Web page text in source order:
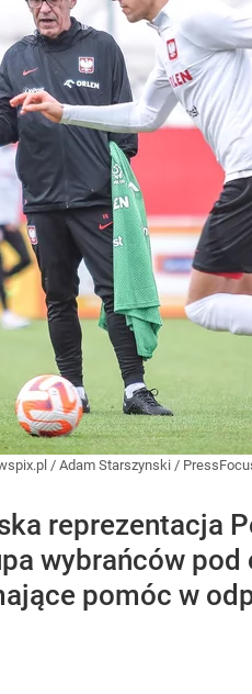
/ Adam Starszynski /
reprezentacja
wybrańców
pomóc w